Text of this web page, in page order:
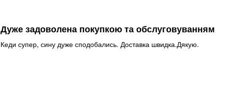
Дуже задоволена покупкою та обслуговуванням
Кеди супер, сину дуже сподобались. Доставка швидка.Дякую.